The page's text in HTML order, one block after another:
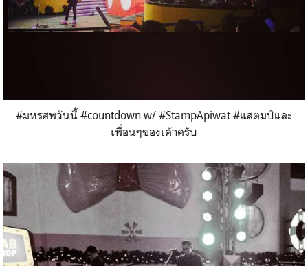
#มหรสพวันนี้ #countdown w/ #StampApiwat #แสตมป์และ
เพื่อนๆของเค้าครับ